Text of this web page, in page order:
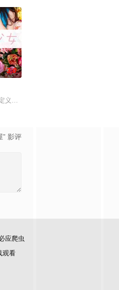
亲情隔阂，和父亲和解，自我成长，
如何面对现实，能改变他的命运的是
3.0
义，它是梦开始的地方，没有深思熟
” 影评
应爬虫
观看